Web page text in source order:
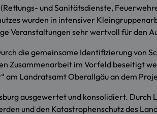
und Sanitätsdienste,
wurden in intensiver
Veranstaltungen sehr wertvoll für den
die gemeinsame Identifizierung von
im Vorfeld beseitigt
am Landratsamt Oberallgäu an dem
ausgewertet und konsolidiert.
und den Katastrophenschutz des